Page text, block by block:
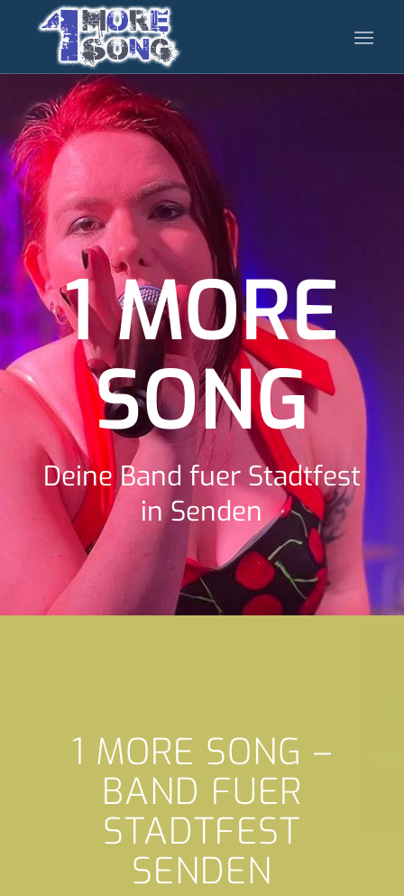
1 MORE
SONG
Deine Band fuer Stadtfest
in Senden
1 MORE SONG –
BAND FUER
STADTFEST
SENDEN